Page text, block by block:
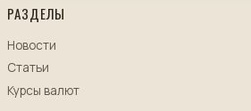
РАЗДЕЛЫ
Новости
Статьи
Курсы валют